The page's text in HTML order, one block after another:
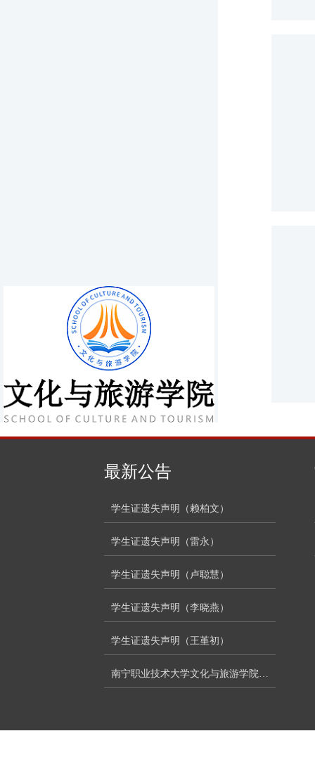
最新公告
学生证遗失声明（赖柏文）
学生证遗失声明（雷永）
学生证遗失声明（卢聪慧）
学生证遗失声明（李晓燕）
学生证遗失声明（王堇初）
南宁职业技术大学文化与旅游学院…